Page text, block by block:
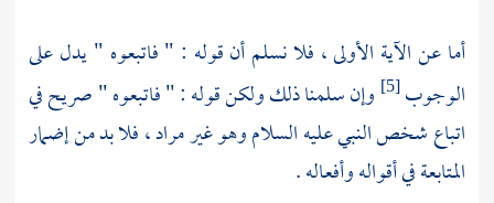
أما عن الآية الأولى ، فلا نسلم أن قوله : " فاتبعوه " يدل على
الوجوب[5]
وإن سلمنا ذلك ولكن قوله : " فاتبعوه " صريح في
اتباع شخص النبي عليه السلام وهو غير مراد ، فلا بد من إضمار
المتابعة في أقواله وأفعاله .